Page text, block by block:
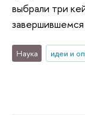
выбрали три
Наука идеи и